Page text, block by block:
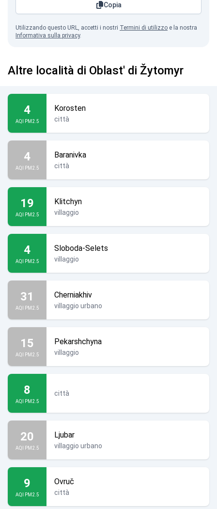
Copia
Utilizzando questo URL, accetti i nostri Termini di utilizzo e la nostra
Informativa sulla privacy.
Altre località di Oblast' di Žytomyr
4
AQI PM2.5
Korosten
città
4
AQI PM2.5
Baranivka
città
19
AQI PM2.5
Klitchyn
villaggio
4
AQI PM2.5
Sloboda-Selets
villaggio
31
AQI PM2.5
Cherniakhiv
villaggio urbano
15
AQI PM2.5
Pekarshchyna
villaggio
8
AQI PM2.5
città
20
AQI PM2.5
Ljubar
villaggio urbano
9
AQI PM2.5
Ovruč
città